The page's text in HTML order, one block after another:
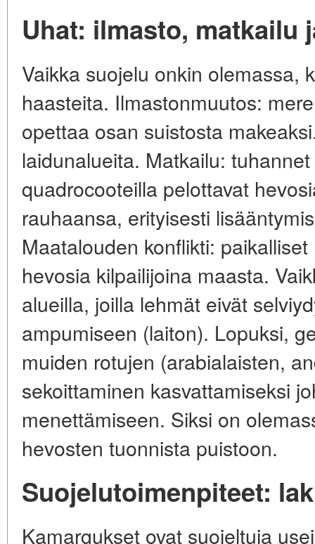
Uhat: ilmasto, matkailu
Vaikka suojelu onkin olemassa,
haasteita. Ilmastonmuutos:
opettaa osan suistosta
laidunalueita. Matkailu:
quadrocooteilla pelottavat
rauhaansa, erityisesti
Maatalouden konflikti:
hevosia kilpailijoina maasta.
alueilla, joilla lehmät eivät
ampumiseen (laiton). Lopuksi,
muiden rotujen (arabialaisten,
sekoittaminen kasvattamiseksi
menettämiseen. Siksi on
hevosten tuonnista puistoon.
Suojelutoimenpiteet:
Kamargukset ovat suojeltuja